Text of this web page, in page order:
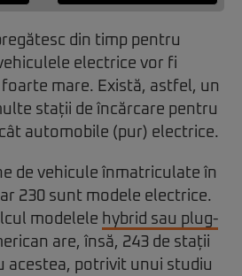
din timp pentru
electrice vor fi
mare. Există, astfel, un
stații de încărcare pentru
automobile (pur) electrice.
de vehicule înmatriculate în
230 sunt modele electrice.
modelele hybrid sau plug-
are, însă, 243 de stații
acestea, potrivit unui studiu